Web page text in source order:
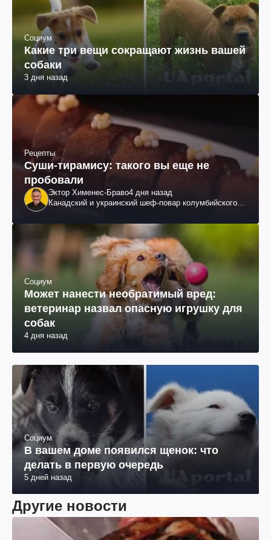
Социум
Какие три вещи сокращают жизнь вашей
собаки
3 дня назад
Рецепты
Суши-тирамису: такого вы еще не
пробовали
Эктор Хименес-Браво4 дня назад
Канадский и украинский шеф-повар колумбийского
Социум
Может нанести необратимый вред:
ветеринар назвал опасную игрушку для
собак
4 дня назад
Социум
В вашем доме появился щенок: что
делать в первую очередь
5 дней назад
Другие новости